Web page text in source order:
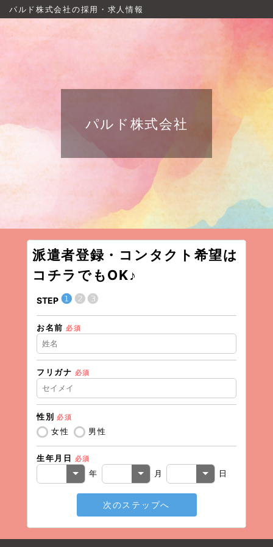
パルド株式会社の採用・求人情報
パルド株式会社
派遣者登録・コンタクト希望は
コチラでもOK♪
STEP ❶❷❸
お名前 必須
フリガナ 必須
性別 必須
女性 男性
生年月日 必須
年 月 日
次のステップへ